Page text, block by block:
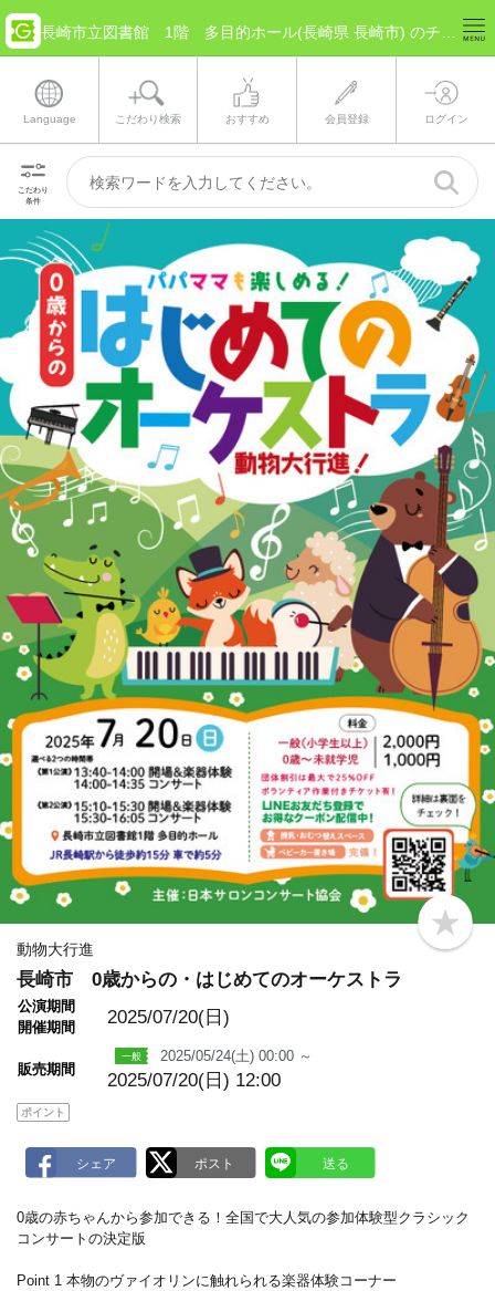
Language こだわり検索 おすすめ 会員登録 ログイン
こだわり
条件
b
o
動物大行進
長崎市 0歳からの・はじめてのオーケストラ
公演期間
開催期間
2025/07/20(日)
販売期間
2025/05/24(土) 00:00 ～
2025/07/20(日) 12:00
ポイント
0歳の赤ちゃんから参加できる！全国で大人気の参加体験型クラシック
コンサートの決定版
Point 1 本物のヴァイオリンに触れられる楽器体験コーナー